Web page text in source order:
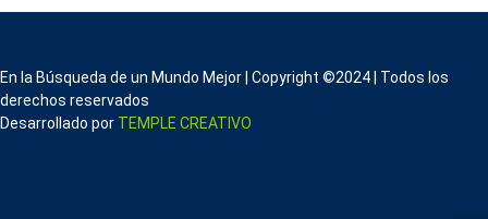
En la Búsqueda de un Mundo Mejor | Copyright ©2024 | Todos los
derechos reservados
Desarrollado por TEMPLE CREATIVO